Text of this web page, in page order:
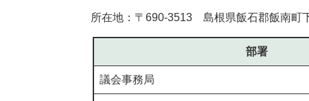
所在地：〒690-3513 島根県飯石郡飯南町
部署
議会事務局